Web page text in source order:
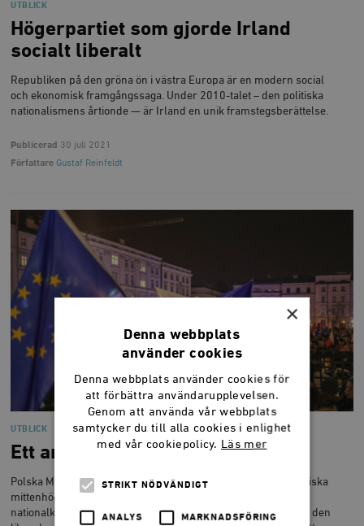
UTBLICK
Högerpartiet som gjorde Irland
socialt liberalt
Republiken på den gröna ön i västra Europa är en modern social
och ekonomisk framgångssaga. Under 2010-talet – den politiska
nationalismens årtionde — är Irland en unik framstegsberättelse.
Publicerad 30 juli 2021
Författare Gustaf Reinfeldt
UTBLICK
Ett annat Polen är möjligt
Polska Medborgarplattformen är en maktfaktor bland europeiska
mittenhögerpartier och den viktigaste utmanaren till Polens
nationalkonservativa regering. Gustaf Reinfeldt tar tempen på den
×
Denna webbplats
använder cookies
Denna webbplats använder cookies för
att förbättra användarupplevelsen.
Genom att använda vår webbplats
samtycker du till alla cookies i enlighet
med vår cookiepolicy. Läs mer
STRIKT NÖDVÄNDIGT
ANALYS MARKNADSFÖRING